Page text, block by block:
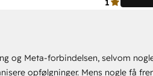
1
og Meta-forbindelsen, selvom
opfølgninger. Mens nogle få